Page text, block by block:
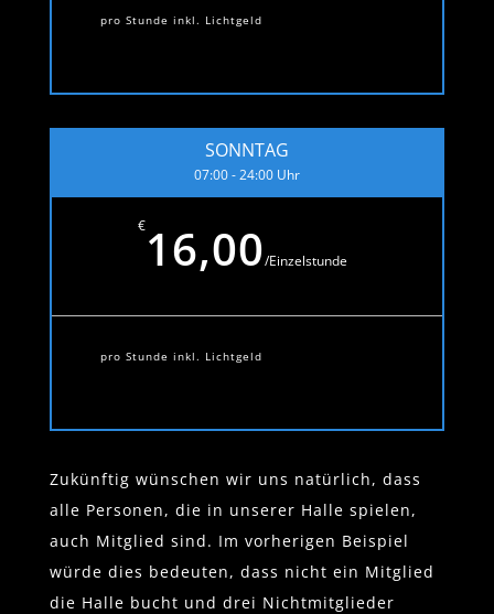
pro Stunde inkl. Lichtgeld
SONNTAG
07:00 - 24:00 Uhr
€16,00/Einzelstunde
pro Stunde inkl. Lichtgeld
Zukünftig wünschen wir uns natürlich, dass
alle Personen, die in unserer Halle spielen,
auch Mitglied sind. Im vorherigen Beispiel
würde dies bedeuten, dass nicht ein Mitglied
die Halle bucht und drei Nichtmitglieder